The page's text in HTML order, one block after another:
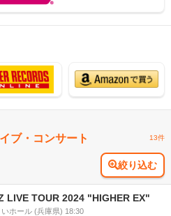
ブ・コンサート 13件
絞り込む
LIVE TOUR 2024 "HIGHER EX"
ホール (兵庫県) 18:30